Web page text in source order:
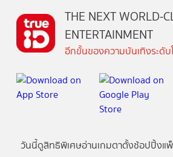
THE NEXT WORLD-
ENTERTAINMENT
อีกขั้นของความบันเทิงระดั
วันนี้ดูสิทธิพิเศษอ่านเกมตาตั้งช้อปปิ้งแ